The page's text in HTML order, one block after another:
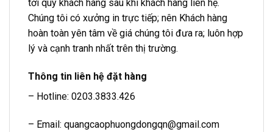
tới quý khách hàng sau khi khách hàng liên hệ.
Chúng tôi có xưởng in trực tiếp; nên Khách hàng
hoàn toàn yên tâm về giá chúng tôi đưa ra; luôn hợp
lý và cạnh tranh nhất trên thị trường.
Thông tin liên hệ đặt hàng
– Hotline: 0203.3833.426
– Email: quangcaophuongdongqn@gmail.com